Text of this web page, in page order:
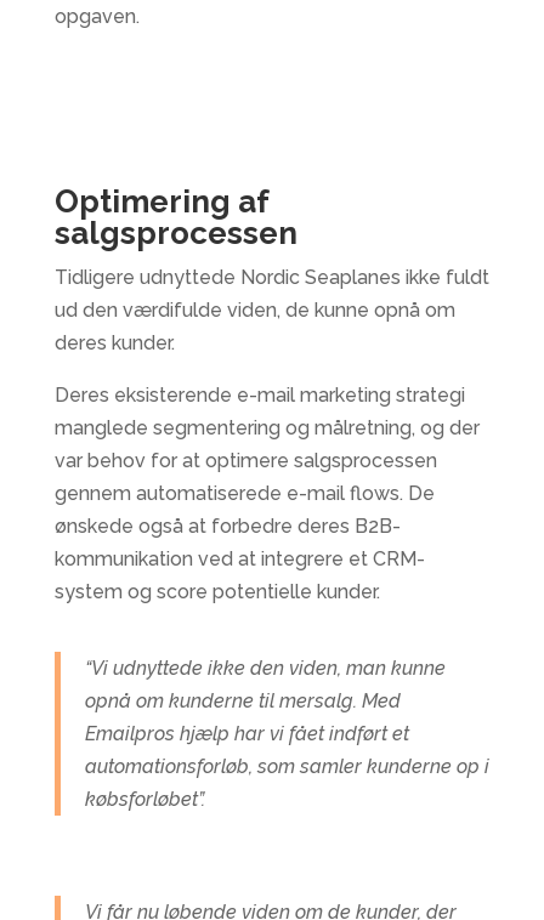
opgaven.
Optimering af
salgsprocessen
Tidligere udnyttede Nordic Seaplanes ikke fuldt
ud den værdifulde viden, de kunne opnå om
deres kunder.
Deres eksisterende e-mail marketing strategi
manglede segmentering og målretning, og der
var behov for at optimere salgsprocessen
gennem automatiserede e-mail flows. De
ønskede også at forbedre deres B2B-
kommunikation ved at integrere et CRM-
system og score potentielle kunder.
“Vi udnyttede ikke den viden, man kunne
opnå om kunderne til mersalg. Med
Emailpros hjælp har vi fået indført et
automationsforløb, som samler kunderne op i
købsforløbet”.
Vi får nu løbende viden om de kunder, der